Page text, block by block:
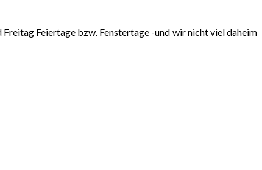
Feiertage bzw. Fenstertage -und wir nicht viel daheim